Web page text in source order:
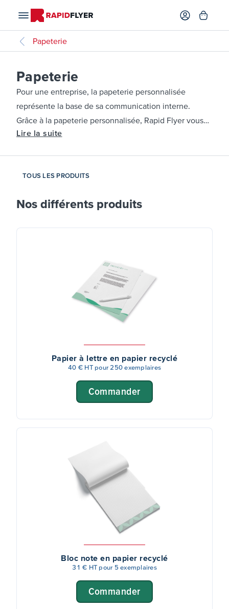
Papeterie
Papeterie
Pour une entreprise, la papeterie personnalisée
représente la base de sa communication interne.
Grâce à la papeterie personnalisée, Rapid Flyer vous
aide à fédérer vos collaborateurs derrière une image
votre image de marque auprès de vos partenaires et
faut pas négliger lapapeterie personnalisée
Lire la suite
TOUS LES PRODUITS
Nos différents produits
Papier à lettre en papier recyclé
40 € HT pour 250 exemplaires
Commander
Bloc note en papier recyclé
31 € HT pour 5 exemplaires
Commander